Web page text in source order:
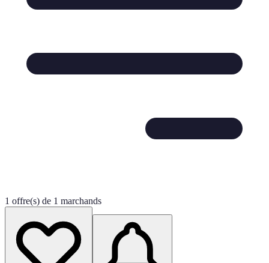
1 offre(s) de 1 marchands